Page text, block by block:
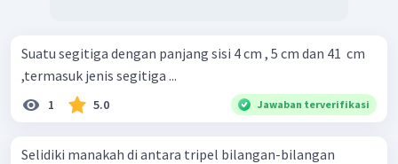
Suatu segitiga dengan panjang sisi 4 cm , 5 cm dan 41 ​ cm
,termasuk jenis segitiga ...
1 5.0 Jawaban terverifikasi
Selidiki manakah di antara tripel bilangan-bilangan